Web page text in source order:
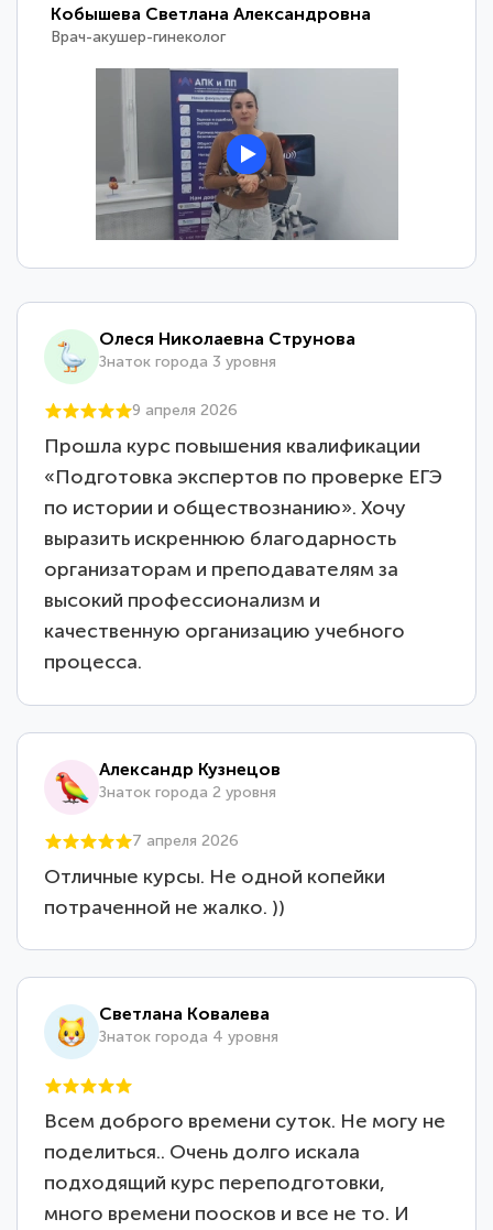
Кобышева Светлана Александровна
Врач-акушер-гинеколог
Олеся Николаевна Струнова
Знаток города 3 уровня
9 апреля 2026
Прошла курс повышения квалификации
«Подготовка экспертов по проверке ЕГЭ
по истории и обществознанию». Хочу
выразить искреннюю благодарность
организаторам и преподавателям за
высокий профессионализм и
качественную организацию учебного
процесса.
Александр Кузнецов
Знаток города 2 уровня
7 апреля 2026
Отличные курсы. Не одной копейки
потраченной не жалко. ))
Светлана Ковалева
Знаток города 4 уровня
Всем доброго времени суток. Не могу не
поделиться.. Очень долго искала
подходящий курс переподготовки,
много времени поосков и все не то. И